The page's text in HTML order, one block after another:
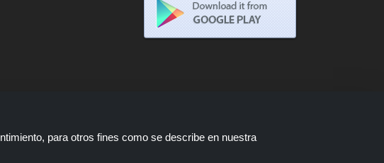
para otros fines como se describe en nuestra